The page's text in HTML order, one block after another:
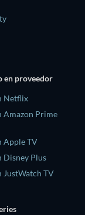
en proveedor
Netflix
Amazon Prime
Apple TV
Disney Plus
JustWatch TV